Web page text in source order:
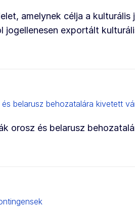
amelynek célja a kulturális
jogellenesen exportált
belarusz behozatalára kivetett
orosz és belarusz